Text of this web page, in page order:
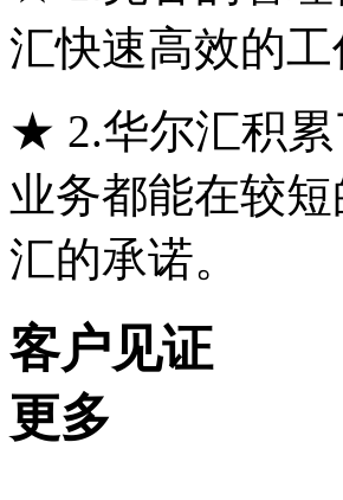
汇快速高效的工
★ 2.华尔汇积累
业务都能在较
汇的承诺。
客户见证
更多